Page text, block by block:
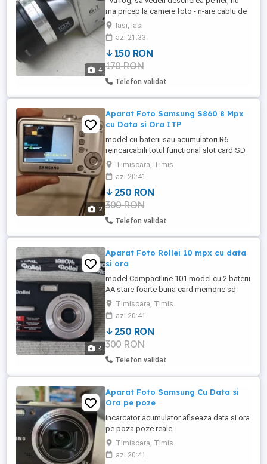
4
ma pricep la camere foto - n-are cablu de
date - card de 2 gb E o vanzare
particulara, deci n-am cum sa ofer
garantie Trimit in tara doar daca primesc
banii de transport inainte, in cont Prefer sa
fiu sunat, e mai simplu
Iasi, Iasi
azi 21:33
150 RON
170 RON
Telefon validat
2
Aparat Foto Samsung S860 8 Mpx
cu Data si Ora ITP
model cu baterii sau acumulatori R6
reincarcabili totul functional slot card SD
pret fix poze reale
Timisoara, Timis
azi 20:41
250 RON
300 RON
Telefon validat
4
Aparat Foto Rollei 10 mpx cu data
si ora
model Compactline 101 model cu 2 baterii
AA stare foarte buna card memorie sd
poze reale
Timisoara, Timis
azi 20:41
250 RON
300 RON
Telefon validat
Aparat Foto Samsung Cu Data si
Ora pe poze
incarcator acumulator afiseaza data si ora
pe poza poze reale
Timisoara, Timis
azi 20:41